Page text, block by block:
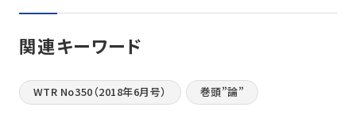
関連キーワード
WTR No350（2018年6月号） 巻頭”論”